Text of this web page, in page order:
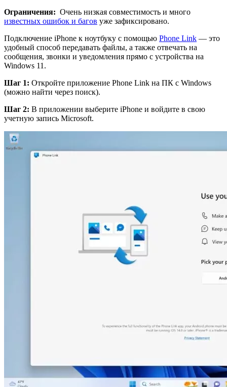
Ограничения: Очень низкая совместимость и много
известных ошибок и багов уже зафиксировано.
Подключение iPhone к ноутбуку с помощью Phone Link — это
удобный способ передавать файлы, а также отвечать на
сообщения, звонки и уведомления прямо с устройства на
Windows 11.
Шаг 1: Откройте приложение Phone Link на ПК с Windows
(можно найти через поиск).
Шаг 2: В приложении выберите iPhone и войдите в свою
учетную запись Microsoft.